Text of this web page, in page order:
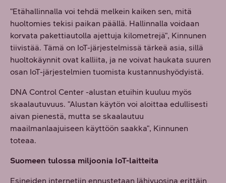
"Etähallinnalla voi tehdä melkein kaiken sen, mitä
huoltomies tekisi paikan päällä. Hallinnalla voidaan
korvata pakettiautolla ajettuja kilometrejä", Kinnunen
tiivistää. Tämä on IoT-järjestelmissä tärkeä asia, sillä
huoltokäynnit ovat kalliita, ja ne voivat haukata suuren
osan IoT-järjestelmien tuomista kustannushyödyistä.
DNA Control Center -alustan etuihin kuuluu myös
skaalautuvuus. "Alustan käytön voi aloittaa edullisesti
aivan pienestä, mutta se skaalautuu
maailmanlaajuiseen käyttöön saakka", Kinnunen
toteaa.
Suomeen tulossa miljoonia IoT-laitteita
Esineiden internetiin ennustetaan lähivuosina erittäin